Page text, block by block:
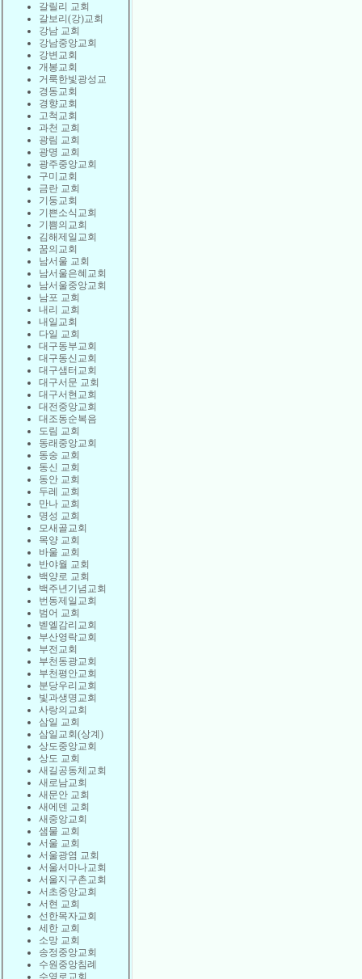
갈릴리 교회
갈보리(강)교회
강남 교회
강남중앙교회
강변교회
개봉교회
거룩한빛광성교
경동교회
경향교회
고척교회
과천 교회
광림 교회
광명 교회
광주중앙교회
구미교회
금란 교회
기둥교회
기쁜소식교회
기쁨의교회
김해제일교회
꿈의교회
남서울 교회
남서울은혜교회
남서울중앙교회
남포 교회
내리 교회
내일교회
다일 교회
대구동부교회
대구동신교회
대구샘터교회
대구서문 교회
대구서현교회
대전중앙교회
대조동순복음
도림 교회
동래중앙교회
동숭 교회
동신 교회
동안 교회
두레 교회
만나 교회
명성 교회
모새골교회
목양 교회
바울 교회
반야월 교회
백양로 교회
백주년기념교회
번동제일교회
범어 교회
벧엘감리교회
부산영락교회
부전교회
부천동광교회
부천평안교회
분당우리교회
빛과생명교회
사랑의교회
삼일 교회
삼일교회(상계)
상도중앙교회
상도 교회
새길공동체교회
새로남교회
새문안 교회
새에덴 교회
새중앙교회
샘물 교회
서울 교회
서울광염 교회
서울서마나교회
서울지구촌교회
서초중앙교회
서현 교회
선한목자교회
세한 교회
소망 교회
송정중앙교회
수원중앙침례
수영로교회